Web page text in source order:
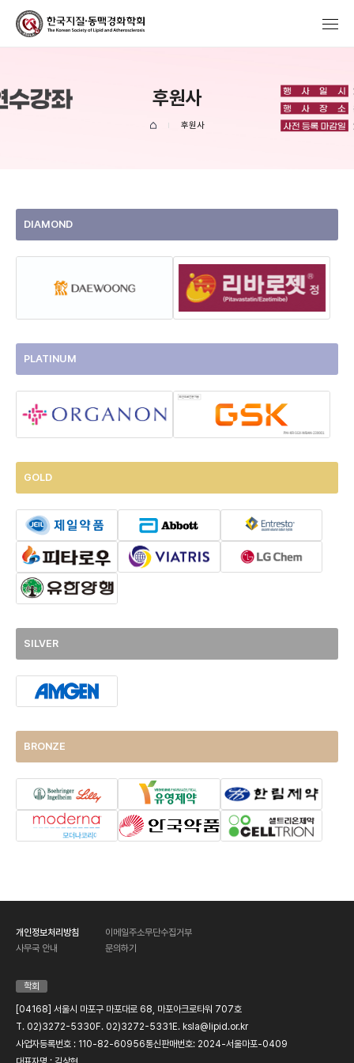
후원사
후원사
DIAMOND
PLATINUM
GOLD
SILVER
BRONZE
개인정보처리방침
이메일주소무단수집거부
사무국 안내
문의하기
학회
[04168] 서울시 마포구 마포대로 68, 마포아크로타워 707호
T. 02)3272-5330 F. 02)3272-5331 E. ksla@lipid.or.kr
사업자등록번호 : 110-82-60956통신판매번호: 2024-서울마포-0409